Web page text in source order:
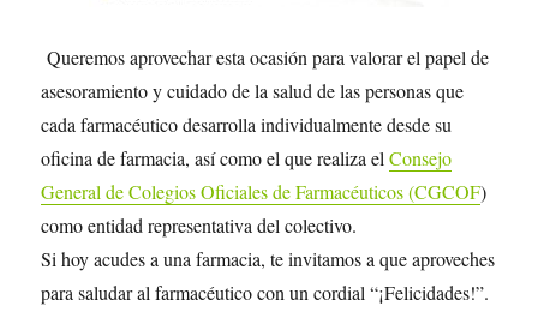
Queremos aprovechar esta ocasión para valorar el papel de
asesoramiento y cuidado de la salud de las personas que
cada farmacéutico desarrolla individualmente desde su
oficina de farmacia, así como el que realiza elConsejo
General de Colegios Oficiales de Farmacéuticos (CGCOF)
como entidad representativa del colectivo.
Si hoy acudes a una farmacia, te invitamos a que aproveches
para saludar al farmacéutico con un cordial “¡Felicidades!”.